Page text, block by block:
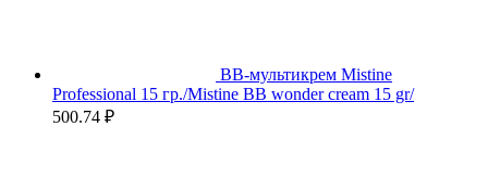
BB-мультикрем Mistine
Professional 15 гр./Mistine BB wonder cream 15 gr/
500.74 ₽